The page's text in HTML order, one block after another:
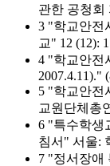
관한 공청회
3 "학교안전
교" 12 (12):
4 "학교안전
2007.4.11)."
5 "학교안전
교원단체총
6 "특수학생
침서" 서울:
7 "정서장애